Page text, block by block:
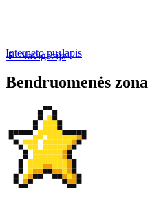
📱 Navigacija
Interneto puslapis
Bendruomenės zona